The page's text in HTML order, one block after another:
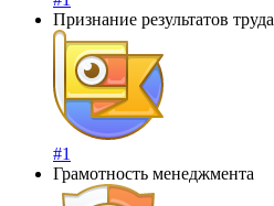
Признание результатов труда
#1
Грамотность менеджмента